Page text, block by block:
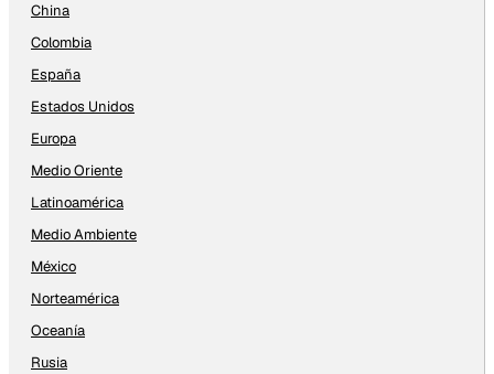
China
Colombia
España
Estados Unidos
Europa
Medio Oriente
Latinoamérica
Medio Ambiente
México
Norteamérica
Oceanía
Rusia